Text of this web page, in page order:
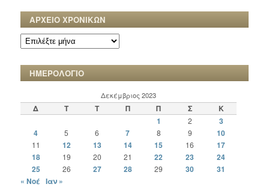
ΑΡΧΕΙΟ ΧΡΟΝΙΚΩΝ
ΑΡΧΕΙΟ
ΧΡΟΝΙΚΩΝ
ΗΜΕΡΟΛΟΓΙΟ
Δεκέμβριος 2023
Δ Τ Τ Π Π Σ
Κ
1
2
3
4
5 6 7 8 9 10
11 12 13 14 15 16
17
18
19 20 21 22 23
24
25
26 27 28 29 30
31
« Νοέ Ιαν »